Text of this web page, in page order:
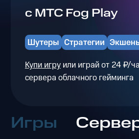
с МТС Fog Play
Шутеры Стратегии
Купи игруили играй от 24 ₽/
сервера облачного гейминга
Игры